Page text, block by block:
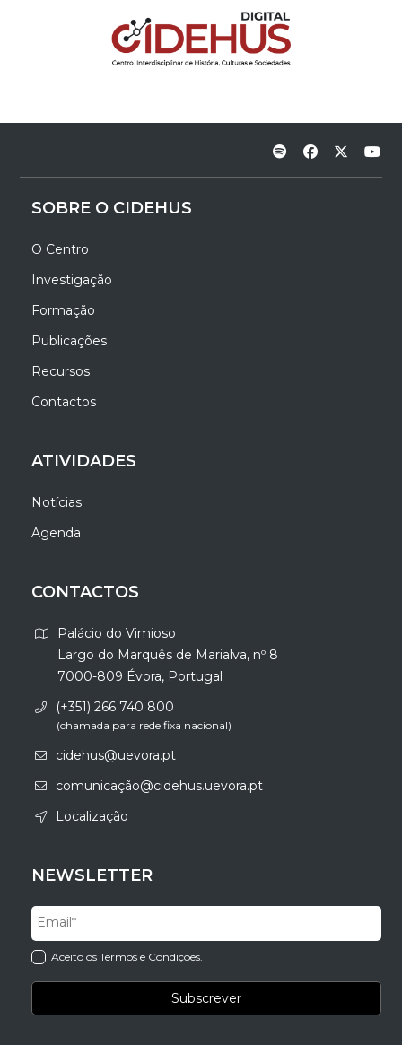
SOBRE O CIDEHUS
O Centro
Investigação
Formação
Publicações
Recursos
Contactos
ATIVIDADES
Notícias
Agenda
CONTACTOS
Palácio do Vimioso
Largo do Marquês de Marialva, nº 8
7000-809 Évora, Portugal
(+351) 266 740 800
(chamada para rede fixa nacional)
cidehus@uevora.pt
comunicação@cidehus.uevora.pt
Localização
NEWSLETTER
Aceito os Termos e Condições.